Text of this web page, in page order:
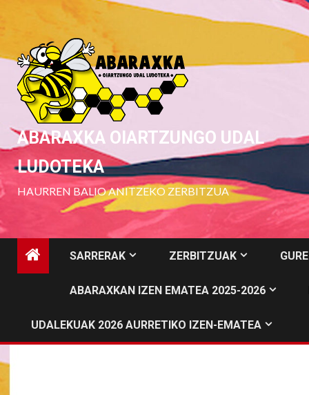
to
content
ABARAXKA OIARTZUNGO UDAL
LUDOTEKA
HAURREN BALIO ANITZEKO ZERBITZUA
SARRERAK ZERBITZUAK
ABARAXKAN IZEN EMATEA 2025-2026
UDALEKUAK 2026 AURRETIKO IZEN-EMATEA